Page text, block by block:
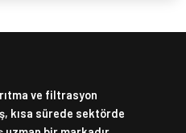
ve filtrasyon
kısa sürede sektörde